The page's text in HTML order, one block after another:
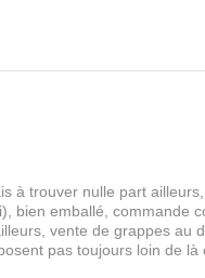
à trouver nulle part
bien emballé, commande
vente de grappes
pas toujours loin de